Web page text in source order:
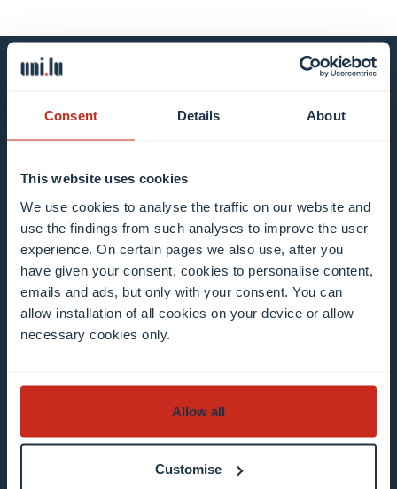
Consent Details About
This website uses cookies
We use cookies to analyse the traffic on our website and
use the findings from such analyses to improve the user
experience. On certain pages we also use, after you
have given your consent, cookies to personalise content,
emails and ads, but only with your consent. You can
allow installation of all cookies on your device or allow
necessary cookies only.
Allow all
Customise
inscrivant à notre bulletin
d’information
Tous les champs sont obligatoires
Faites votre choix dans notre/nos liste(s) de
diffusion
Mailing list 0 items selected
Exemple : contact@uni.lu